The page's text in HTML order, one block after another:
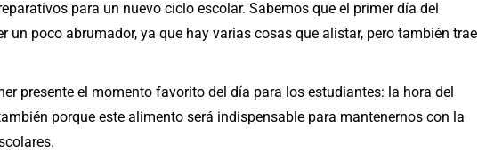
para un nuevo ciclo escolar. Sabemos que el primer día del
un poco abrumador, ya que hay varias cosas que alistar, pero también trae
presente el momento favorito del día para los estudiantes: la hora del
porque este alimento será indispensable para mantenernos con la